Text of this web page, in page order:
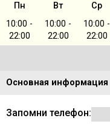
Пн Вт Ср
10:00 -
22:00
10:00 -
22:00
10:00 -
22:00
Основная информация
Запомни телефон: